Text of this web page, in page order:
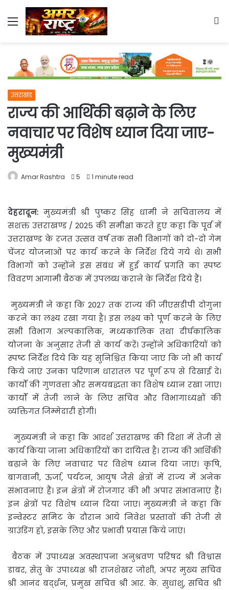
Menu
उत्तराखंड
राज्य की आर्थिकी बढ़ाने के लिए
नवाचार पर विशेष ध्यान दिया जाए-
मुख्यमंत्री
Amar Rashtra 5 1 minute read
देहरादून: मुख्यमंत्री श्री पुष्कर सिंह धामी ने सचिवालय में
सशक्त उत्तराखण्ड / 2025 की समीक्षा करते हुए कहा कि पूर्व में
उत्तराखण्ड के रजत उत्सव वर्ष तक सभी विभागों को दो-दो गेम
चेंजर योजनाओं पर कार्य करने के निर्देश दिये गये थे। सभी
विभागों को उन्होंने इस संबंध में हुई कार्य प्रगति का स्पष्ट
विवरण आगामी बैठक में उपलब्ध कराने के निर्देश दिये हैं।
मुख्यमंत्री ने कहा कि 2027 तक राज्य की जीएसडीपी दोगुना
करने का लक्ष्य रखा गया है। इस लक्ष्य को पूर्ण करने के लिए
सभी विभाग अल्पकालिक, मध्यकालिक तथा दीर्घकालिक
योजना के अनुसार तेजी से कार्य करें। उन्होंने अधिकारियों को
स्पष्ट निर्देश दिये कि यह सुनिश्चित किया जाए कि जो भी कार्य
किये जाएं उनका परिणाम धारातल पर पूर्ण रूप से दिखाई दे।
कार्यों की गुणवत्ता और समयबद्धता का विशेष ध्यान रखा जाए।
कार्यों में तेजी लाने के लिए सचिव और विभागाध्यक्षों की
व्यक्तिगत जिम्मेदारी होगी।
मुख्यमंत्री ने कहा कि आदर्श उत्तराखण्ड की दिशा में तेजी से
कार्य किया जाना अधिकारियों का दायित्व है। राज्य की आर्थिकी
बढ़ाने के लिए नवाचार पर विशेष ध्यान दिया जाए। कृषि,
बागवानी, ऊर्जा, पर्यटन, आयुष जैसे क्षेत्रों में राज्य में अनेक
संभावनाएं हैं। इन क्षेत्रों में रोजगार की भी अपार संभावनाएं हैं।
इन क्षेत्रों पर विशेष ध्यान दिया जाए। मुख्यमंत्री ने कहा कि
इन्वेस्टर समिट के दौरान आये निवेश प्रस्तावों की तेजी से
ग्राउंडिंग हो, इसके लिए और प्रभावी प्रयास किये जाएं।
बैठक में उपाध्यक्ष अवस्थापना अनुश्रवण परिषद श्री विश्वास
डाबर, सेतु के उपाध्यक्ष श्री राजशेखर जोशी, अपर मुख्य सचिव
श्री आनंद बर्द्ध्रन, प्रमुख सचिव श्री आर. के. सुधांशु, सचिव श्री